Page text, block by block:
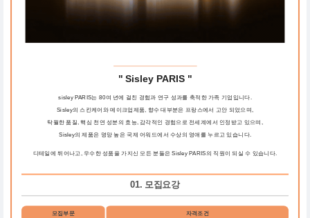
" Sisley PARIS "
sisley PARIS는 80여 년에 걸친 경험과 연구 성과를 축적한 가족 기업입니다.
Sisley의 스킨케어와 메이크업제품, 향수 대부분은 프랑스에서 고안 되었으며,
탁월한 품질, 핵심 천연 성분의 효능, 감각적인 경험으로 전세계에서 인정받고 있으며,
Sisley의 제품은 명망 높은 국제 어워드에서 수상의 영애를 누르고 있습니다.
디테일에 뛰어나고, 우수한 성품을 가지신 모든 분들은 Sisley PARIS의 직원이 되실 수 있습니다.
01. 모집요강
모집부문 자격조건